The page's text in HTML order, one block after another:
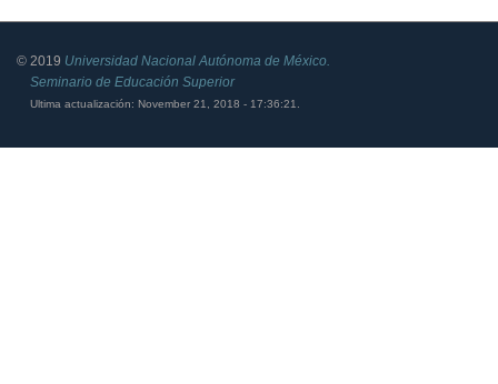
© 2019 Universidad Nacional Autónoma de México.
Seminario de Educación Superior
Ultima actualización: November 21, 2018 - 17:36:21.